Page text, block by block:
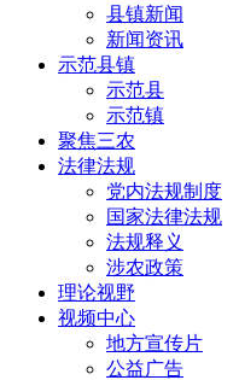
县镇新闻
新闻资讯
示范县镇
示范县
示范镇
聚焦三农
法律法规
党内法规制度
国家法律法规
法规释义
涉农政策
理论视野
视频中心
地方宣传片
公益广告